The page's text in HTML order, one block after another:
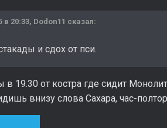
в 20:33, Dodon11 сказал:
и сдох от пси.
в 19.30 от костра где сидит
внизу слова Сахара, час-